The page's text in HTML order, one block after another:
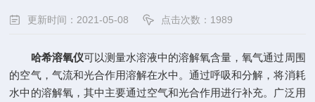
更新时间：2021-05-08 点击次数：1989
哈希溶氧仪可以测量水溶液中的溶解氧含量，氧气通过周围
的空气，气流和光合作用溶解在水中。通过呼吸和分解，将消耗
水中的溶解氧，其中主要通过空气和光合作用进行补充。广泛用